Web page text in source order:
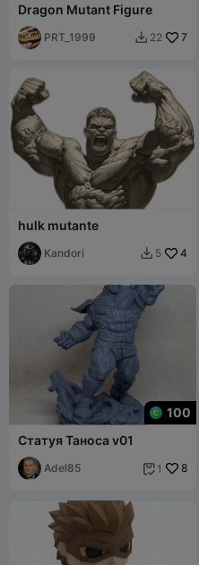
Dragon Mutant Figure
PRT_1999  22 7
hulk mutante
Kandori  5 4
100
Статуя Таноса v01
Adel85  1 8